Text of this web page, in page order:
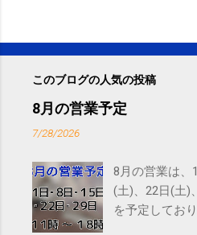
このブログの人気の投稿
8月の営業予定
7/28/2026
8月の営業は、
(土)、22日(土)
を予定してお